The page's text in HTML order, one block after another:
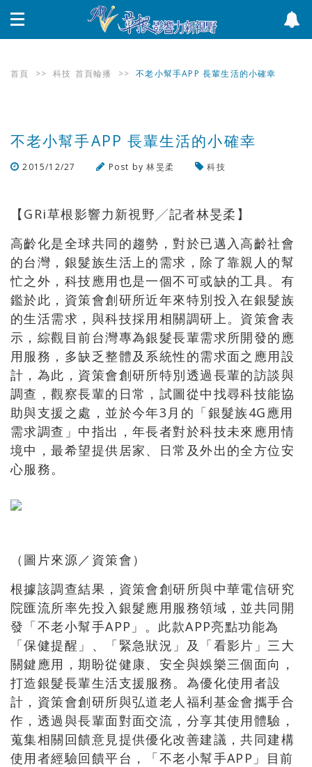
首頁 >> 科技 首頁輪播 >> 不老小幫手APP 長輩生活的小確幸
不老小幫手APP 長輩生活的小確幸
2015/12/27 Post by林旻柔
科技
【GRi草根影響力新視野╱記者林旻柔】
高齡化是全球共同的趨勢，對於已邁入高齡社會
的台灣，銀髮族生活上的需求，除了靠親人的幫
忙之外，科技應用也是一個不可或缺的工具。有
鑑於此，資策會創研所近年來特別投入在銀髮族
的生活需求，與科技採用相關調研上。資策會表
示，綜觀目前台灣專為銀髮長輩需求所開發的應
用服務，多缺乏整體及系統性的需求面之應用設
計，為此，資策會創研所特別透過長輩的訪談與
調查，觀察長輩的日常，試圖從中找尋科技能協
助與支援之處，並於今年3月的「銀髮族4G應用
需求調查」中指出，年長者對於科技未來應用情
境中，最希望提供居家、日常及外出的全方位安
心服務。
（圖片來源／資策會）
根據該調查結果，資策會創研所與中華電信研究
院匯流所率先投入銀髮應用服務領域，並共同開
發「不老小幫手APP」。此款APP亮點功能為
「保健提醒」、「緊急狀況」及「看影片」三大
關鍵應用，期盼從健康、安全與娛樂三個面向，
打造銀髮長輩生活支援服務。為優化使用者設
計，資策會創研所與弘道老人福利基金會攜手合
作，透過與長輩面對面交流，分享其使用體驗，
蒐集相關回饋意見提供優化改善建議，共同建構
使用者經驗回饋平台，「不老小幫手APP」目前